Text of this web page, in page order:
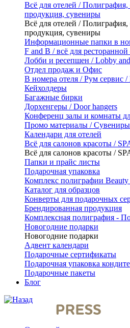
Всё для отелей /
продукция, сувениры
Всё для отелей /
продукция, сувениры
Информационные папки в
F and B / всё для
Лобби и ресепшен / Lobby
Отдел продаж и Офис
В номера отеля / Рум сервис /
Кейхолдеры
Багажные бирки
Дорхенгеры / Door hangers
Конференц залы и комнаты
Промо материалы /
Календари для отелей
Всё для салонов красоты /
Всё для салонов красоты /
Папки и прайс листы
Подарочная упаковка
Комплекс полиграфии
Каталог для образцов
Конверты для подарочных
Брендированная продукция
Комплексная полиграфия -
Новогодние подарки
Новогодние подарки
Адвент календари
Подарочные сертификаты
Подарочная упаковка
Подарочные пакеты
Блог